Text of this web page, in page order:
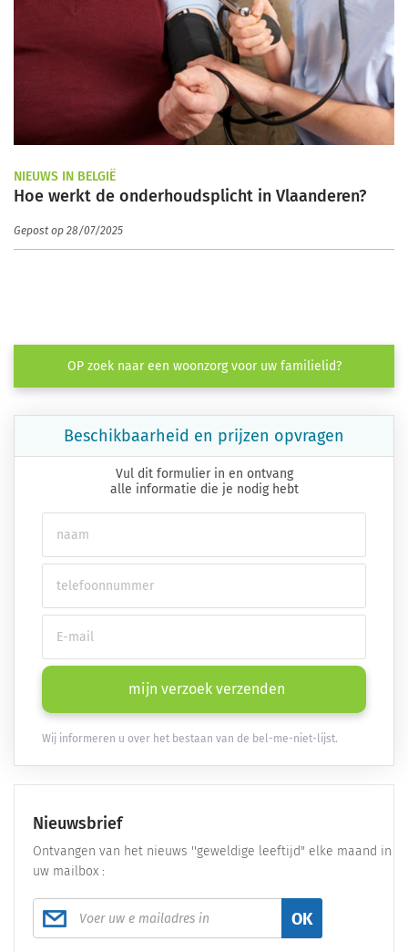
NIEUWS IN BELGIË
Hoe werkt de onderhoudsplicht in Vlaanderen?
Gepost op 28/07/2025
OP zoek naar een woonzorg voor uw familielid?
Beschikbaarheid en prijzen opvragen
Vul dit formulier in en ontvang
alle informatie die je nodig hebt
mijn verzoek verzenden
Wij informeren u over het bestaan van de bel-me-niet-lijst.
Nieuwsbrief
Ontvangen van het nieuws ''geweldige leeftijd" elke maand in
uw mailbox :
OK